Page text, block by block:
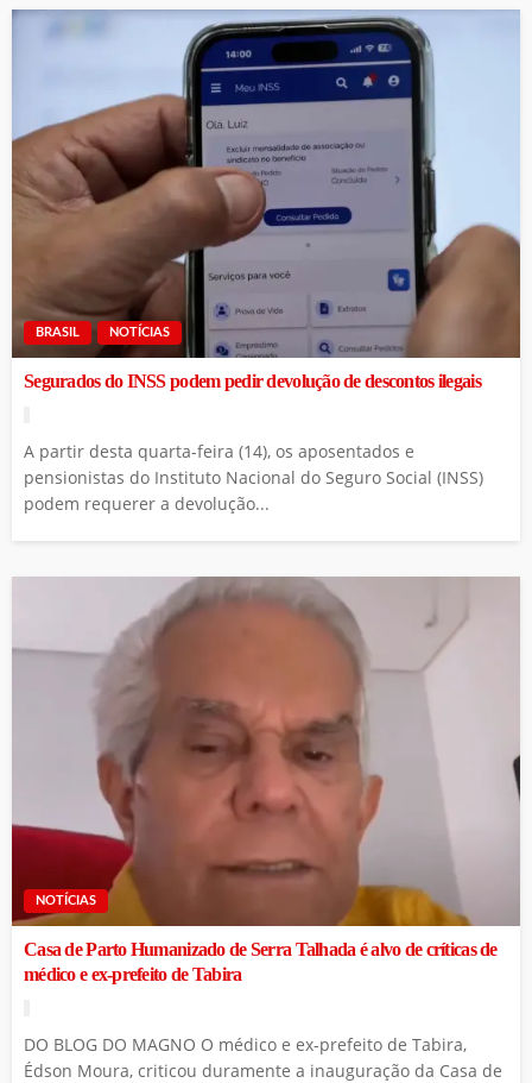
BRASIL NOTÍCIAS
Segurados do INSS podem pedir devolução de descontos ilegais
A partir desta quarta-feira (14), os aposentados e
pensionistas do Instituto Nacional do Seguro Social (INSS)
podem requerer a devolução...
NOTÍCIAS
Casa de Parto Humanizado de Serra Talhada é alvo de críticas de
médico e ex-prefeito de Tabira
DO BLOG DO MAGNO O médico e ex-prefeito de Tabira,
Édson Moura, criticou duramente a inauguração da Casa de